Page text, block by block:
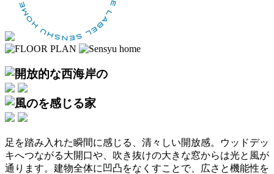
足を踏み入れた瞬間に感じる、清々しい開放感。ウッドデッ
キへつながる大開口や、吹き抜けの大きな窓からは光と風が
通ります。建物全体に凹凸をなくすことで、広さと機能性を